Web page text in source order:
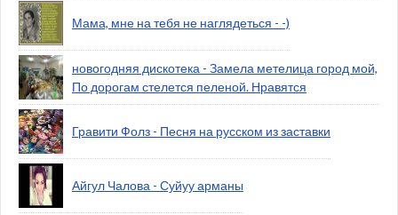
Мама, мне на тебя не наглядеться - -)
новогодняя дискотека - Замела метелица город мой,
По дорогам стелется пеленой. Нравятся
Гравити Фолз - Песня на русском из заставки
Айгул Чалова - Суйуу арманы